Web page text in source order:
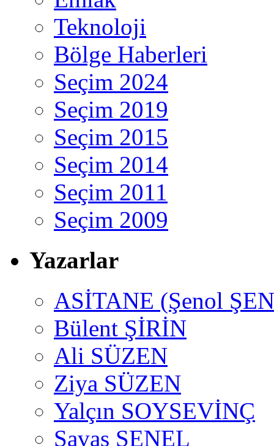
Teknoloji
Bölge Haberleri
Seçim 2024
Seçim 2019
Seçim 2015
Seçim 2014
Seçim 2011
Seçim 2009
Yazarlar
ASİTANE (Şenol
Bülent ŞİRİN
Ali SÜZEN
Ziya SÜZEN
Yalçın SOYSEVİNÇ
Savaş ŞENEL